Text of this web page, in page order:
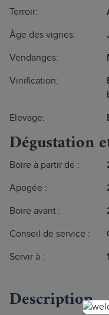
Terroir:
Âge des vignes:
Vendanges:
Vinification:
Elevage:
Dégustation
Boire à partir de :
Apogée :
Boire avant :
Conseil de service :
Servir à :
Description